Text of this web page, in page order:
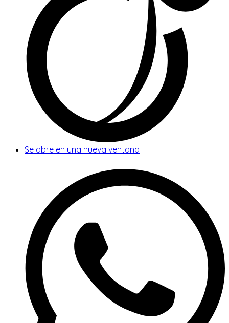
Se abre en una nueva ventana